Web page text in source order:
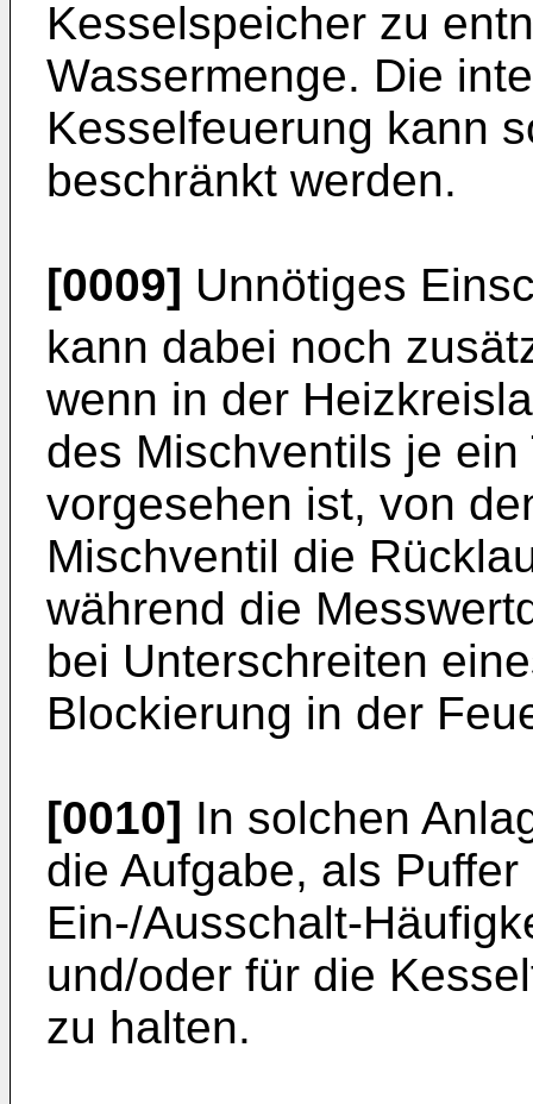
Kesselspeicher zu
Wassermenge. Die
Kesselfeuerung kann
beschränkt werden.
[0009] Unnötiges
kann dabei noch
wenn in der
des Mischventils je ein
vorgesehen ist, von
Mischventil die
während die
bei Unterschreiten
Blockierung in der
[0010] In solchen
die Aufgabe, als
Ein-/Ausschalt-
und/oder für die
zu halten.